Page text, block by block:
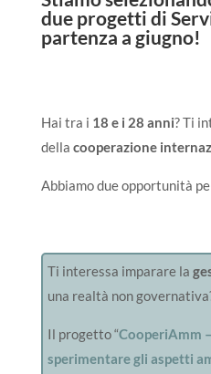
due progetti di
partenza a giugno!
Hai tra i 18 e i 28 anni? Ti
della cooperazione
Abbiamo due opportunità
Ti interessa imparare la
una realtà non
Il progetto “CooperiAmm
sperimentare gli aspetti